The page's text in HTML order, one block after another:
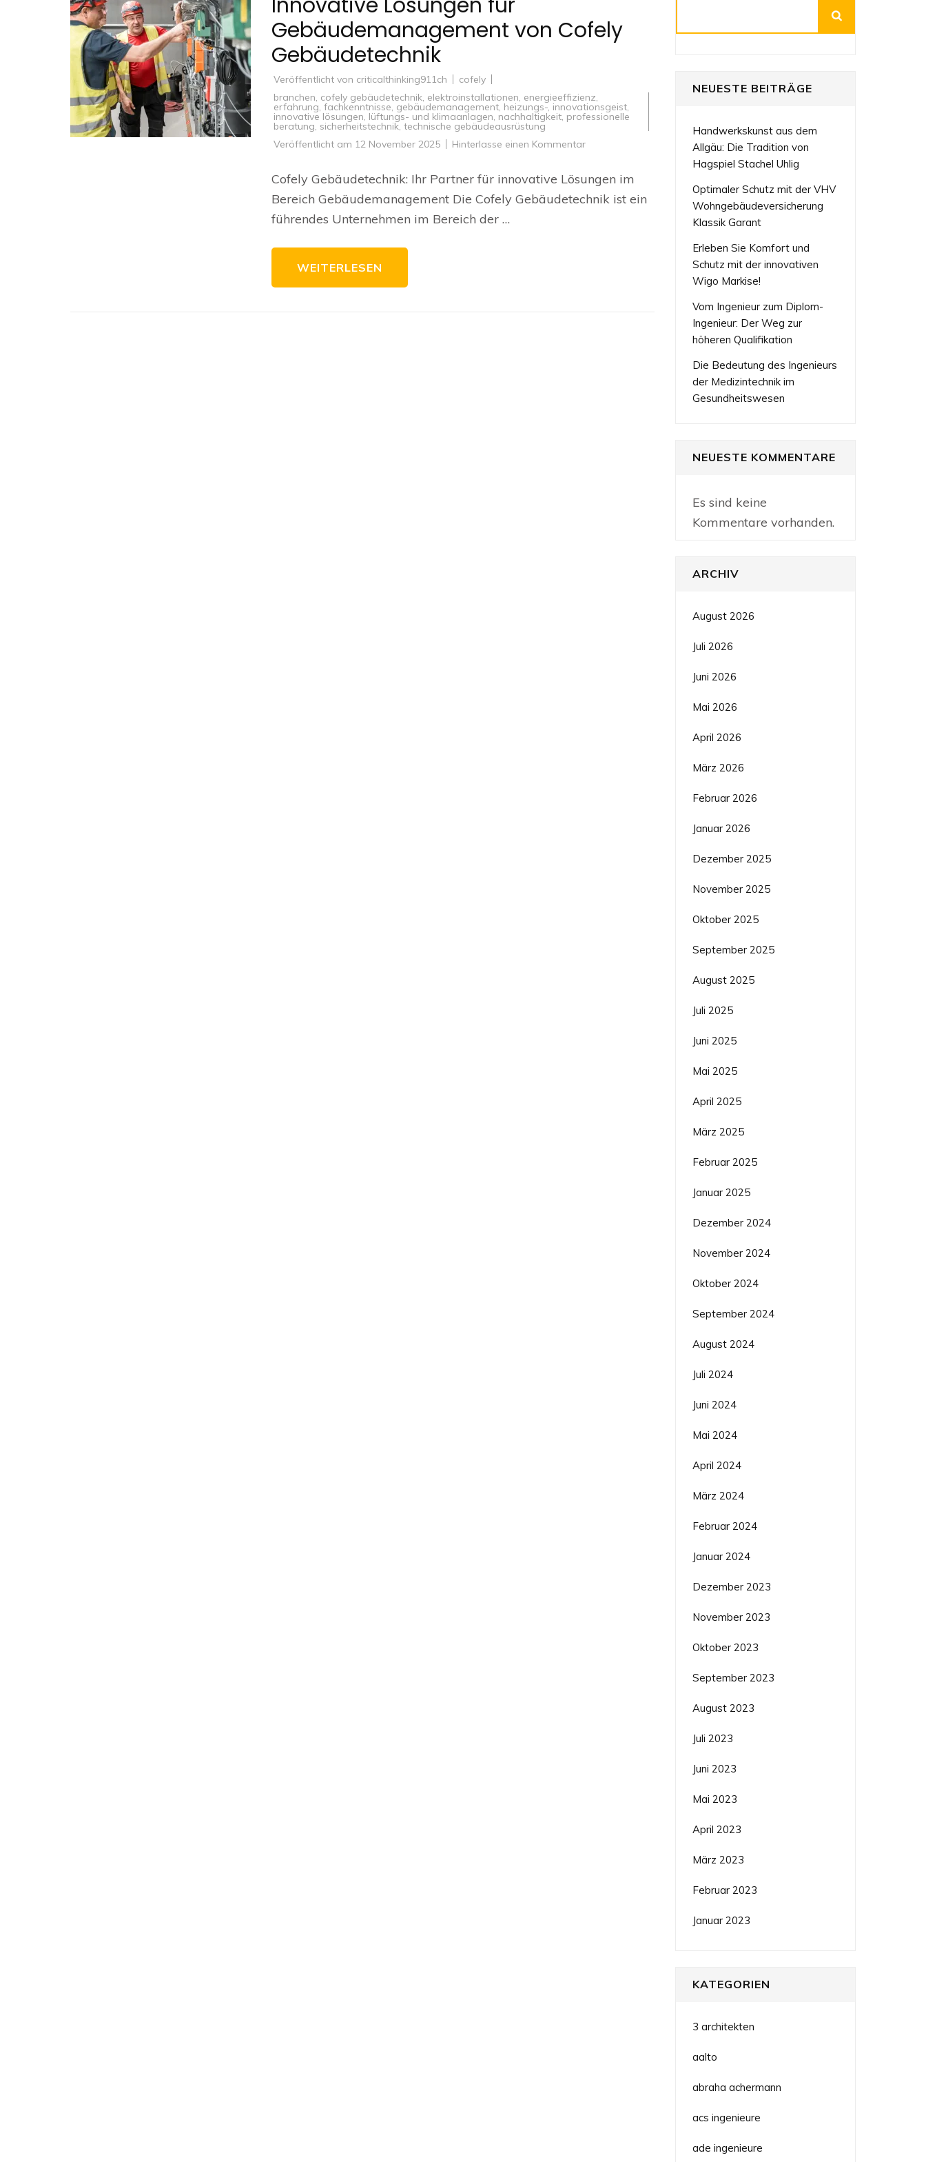
Gebäudemanagement von Cofely
Gebäudetechnik
Veröffentlicht von criticalthinking911ch
cofely
branchen, cofely gebäudetechnik, elektroinstallationen, energieeffizienz,
erfahrung, fachkenntnisse, gebäudemanagement, heizungs-, innovationsgeist,
innovative lösungen, lüftungs- und klimaanlagen, nachhaltigkeit, professionelle
beratung, sicherheitstechnik, technische gebäudeausrüstung
Veröffentlicht am 12 November 2025 Hinterlasse einen Kommentarzu
Gebäudemanagement
von
Cofely
Cofely Gebäudetechnik: Ihr Partner für innovative Lösungen im
Bereich Gebäudemanagement Die Cofely Gebäudetechnik ist ein
führendes Unternehmen im Bereich der …
WEITERLESEN
NEUESTE BEITRÄGE
Handwerkskunst aus dem
Allgäu: Die Tradition von
Hagspiel Stachel Uhlig
Optimaler Schutz mit der VHV
Wohngebäudeversicherung
Klassik Garant
Erleben Sie Komfort und
Schutz mit der innovativen
Wigo Markise!
Vom Ingenieur zum Diplom-
Ingenieur: Der Weg zur
höheren Qualifikation
Die Bedeutung des Ingenieurs
der Medizintechnik im
Gesundheitswesen
NEUESTE KOMMENTARE
Es sind keine
Kommentare vorhanden.
ARCHIV
August 2026
Juli 2026
Juni 2026
Mai 2026
April 2026
März 2026
Februar 2026
Januar 2026
Dezember 2025
November 2025
Oktober 2025
September 2025
August 2025
Juli 2025
Juni 2025
Mai 2025
April 2025
März 2025
Februar 2025
Januar 2025
Dezember 2024
November 2024
Oktober 2024
September 2024
August 2024
Juli 2024
Juni 2024
Mai 2024
April 2024
März 2024
Februar 2024
Januar 2024
Dezember 2023
November 2023
Oktober 2023
September 2023
August 2023
Juli 2023
Juni 2023
Mai 2023
April 2023
März 2023
Februar 2023
Januar 2023
KATEGORIEN
3 architekten
aalto
abraha achermann
acs ingenieure
ade ingenieure